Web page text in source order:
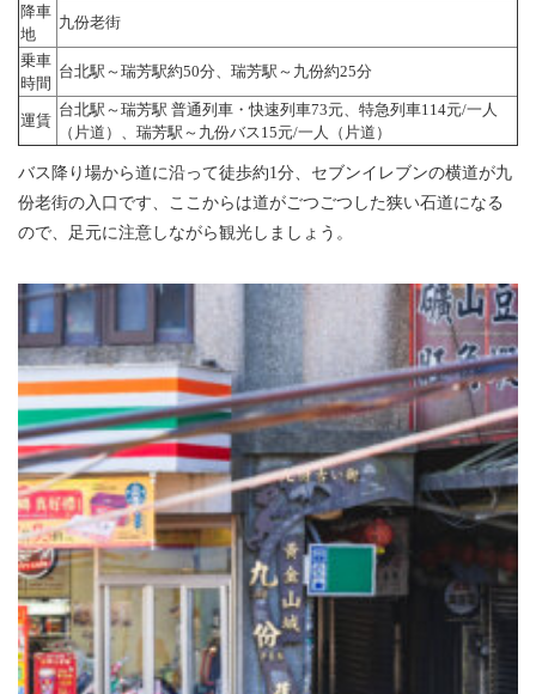
降車
地
九份老街
乗車
時間
台北駅～瑞芳駅約50分、瑞芳駅～九份約25分
運賃
台北駅～瑞芳駅 普通列車・快速列車73元、特急列車114元/一人
（片道）、瑞芳駅～九份バス15元/一人（片道）
バス降り場から道に沿って徒歩約1分、セブンイレブンの横道が九
份老街の入口です、ここからは道がごつごつした狭い石道になる
ので、足元に注意しながら観光しましょう。